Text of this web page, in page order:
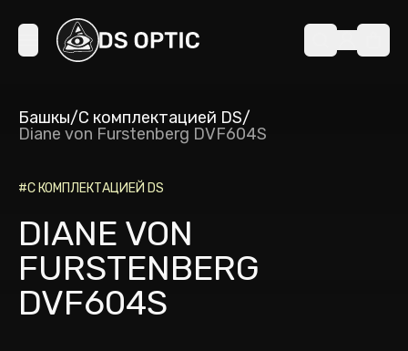
Башкы/С комплектацией DS/
Diane von Furstenberg DVF604S
#С КОМПЛЕКТАЦИЕЙ DS
DIANE VON
FURSTENBERG
DVF604S